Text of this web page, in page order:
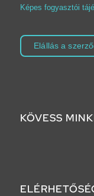
Képes fogyasztói
Elállás a
KÖVESS